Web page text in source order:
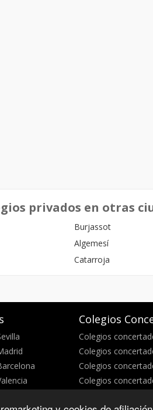
privados en otras
Burjassot
Algemesí
Catarroja
Colegios
Colegios
Colegios
Colegios
Colegios